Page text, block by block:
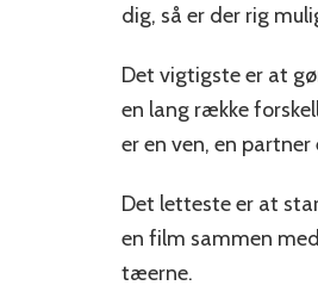
dig, så er der rig
Det vigtigste er at
en lang række
er en ven, en
Det letteste er at
en film sammen
tæerne.